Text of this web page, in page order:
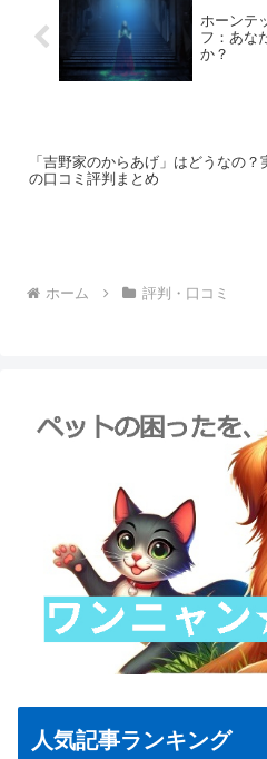
ホーンテ
フ：あな
か？
「吉野家のからあげ」はどうなの？
の口コミ評判まとめ
ホーム 評判・口コミ
人気記事ランキング